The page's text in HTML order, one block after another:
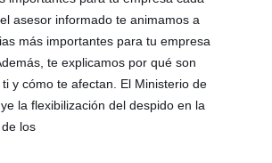
asesor informado te animamos a
más importantes para tu empresa
te explicamos por qué son
y cómo te afectan. El Ministerio de
la flexibilización del despido en la
los